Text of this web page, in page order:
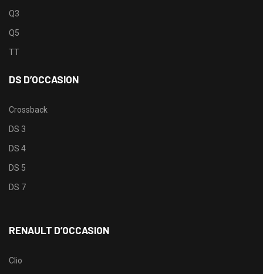
Q3
Q5
TT
DS D’OCCASION
Crossback
DS 3
DS 4
DS 5
DS 7
RENAULT D’OCCASION
Clio